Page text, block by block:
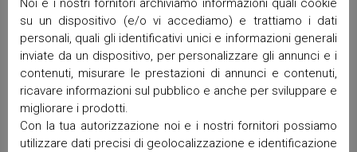
Giugno 2026
Aprile 2026
Marzo 2026
Gennaio 2026
Dicembre 2025
Novembre 2025
Ottobre 2025
su un dispositivo (e/o vi accediamo) e trattiamo i dati
personali, quali gli identificativi unici e informazioni generali
inviate da un dispositivo, per personalizzare gli annunci e i
contenuti, misurare le prestazioni di annunci e contenuti,
ricavare informazioni sul pubblico e anche per sviluppare e
migliorare i prodotti.
Con la tua autorizzazione noi e i nostri fornitori possiamo
utilizzare dati precisi di geolocalizzazione e identificazione